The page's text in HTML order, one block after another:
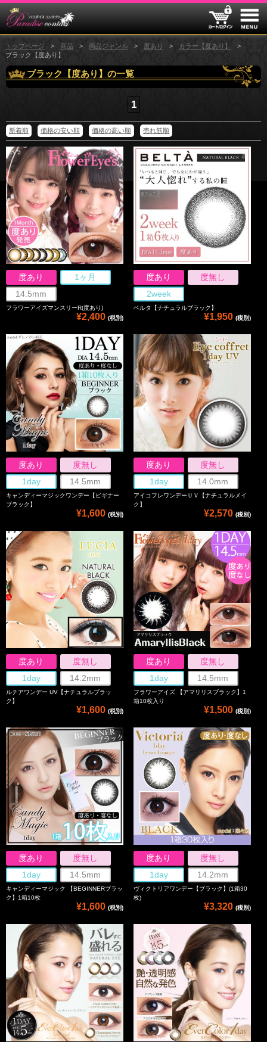
トップページ 商品 商品ジャンル 度あり
カラー【度あり】
ブラック【度あり】
ブラック【度あり】の一覧
1
新着順 価格の安い順 価格の高い順 売れ筋順
度あり
1ヶ月
14.5mm
フラワーアイズマンスリーR(度あり)
¥2,400 (税別)
度あり
度無し
2week
ベルタ【ナチュラルブラック】
¥1,950 (税別)
度あり
度無し
1day
14.5mm
キャンディーマジックワンデー【ビギナー
ブラック】
¥1,600 (税別)
度あり
度無し
1day
14.0mm
アイコフレワンデーＵＶ【ナチュラルメイ
ク】
¥2,570 (税別)
度あり
度無し
1day
14.2mm
ルチアワンデー UV【ナチュラルブラッ
ク】
¥1,600 (税別)
度あり
度無し
1day
14.5mm
フラワーアイズ 【アマリリスブラック】1
箱10枚入り
¥1,500 (税別)
度あり
度無し
1day
14.5mm
キャンディーマジック 【BEGINNERブラッ
ク】1箱10枚
¥1,600 (税別)
度あり
度無し
1day
14.2mm
ヴィクトリアワンデー【ブラック】(1箱30
枚)
¥3,320 (税別)